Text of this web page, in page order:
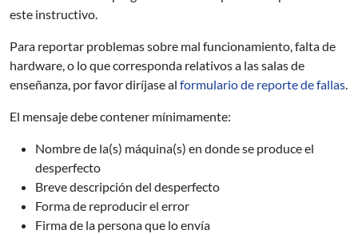
este instructivo.
Para reportar problemas sobre mal funcionamiento, falta de
hardware, o lo que corresponda relativos a las salas de
enseñanza, por favor diríjase al formulario de reporte de fallas.
El mensaje debe contener mínimamente:
Nombre de la(s) máquina(s) en donde se produce el
desperfecto
Breve descripción del desperfecto
Forma de reproducir el error
Firma de la persona que lo envía